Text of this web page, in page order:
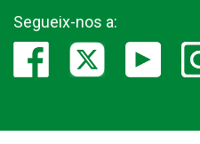
Segueix-nos a: